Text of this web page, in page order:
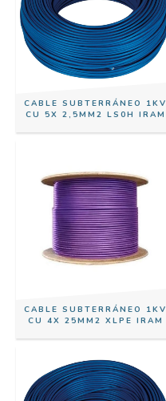
CABLE SUBTERRÁNEO 1KV
CU 5X 2,5MM2 LS0H IRAM
CABLE SUBTERRÁNEO 1KV
CU 4X 25MM2 XLPE IRAM